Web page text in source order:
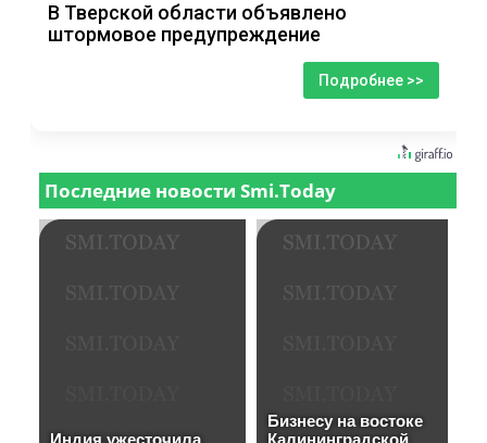
В Тверской области объявлено
штормовое предупреждение
Подробнее >>